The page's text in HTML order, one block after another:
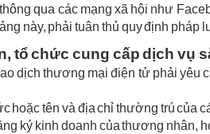
qua các mạng xã hội như
này, phải tuân thủ quy định
tổ chức cung cấp dịch vụ
dịch thương mại điện tử phải
hoặc tên và địa chỉ thường trú của
ký kinh doanh của thương nhân,